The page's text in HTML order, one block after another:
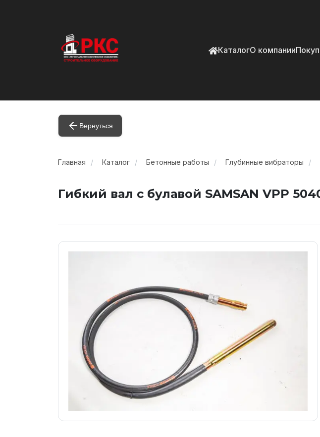
КаталогО компании
Вернуться
Главная Каталог Бетонные работы Глубинные вибраторы
Гибкий вал с булавой SAMSAN VPP